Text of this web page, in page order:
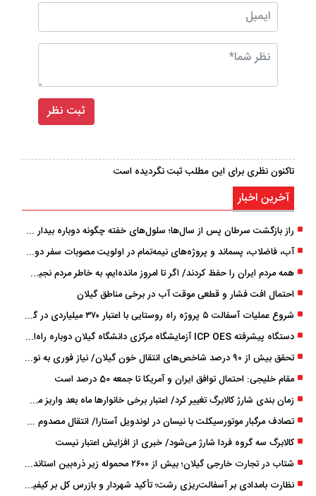
تاکنون نظری برای این مطلب ثبت نگردیده است
آخرین اخبار
راز بازگشت سرطان پس از سال‌ها؛ سلول‌های خفته چگونه دوباره بیدار می‌شوند؟
آب، فاضلاب، پسماند و پروژه‌های نیمه‌تمام در اولویت مصوبات سفر دولت
همه مردم ایران را حفظ کردند/ اگر تا امروز مانده‌ایم، به ‌خاطر مردم نجیب ایران بوده است
احتمال افت فشار و قطعی موقت آب در برخی مناطق گیلان
شروع عملیات آسفالت ۵ پروژه راه ‌روستایی با اعتبار ۳۷۰ میلیاردی در گیلان
دستگاه پیشرفته ICP OES آزمایشگاه مرکزی دانشگاه گیلان دوباره راه‌اندازی شد
تحقق بیش از ۹۰ درصد شاخص‌های انتقال خون گیلان/ نیاز فوری به نوسازی تجهیزات آزمایشگاهی
مقام خلیجی: احتمال توافق ایران و آمریکا تا جمعه 50 درصد است
زمان ‌بندی شارژ کالابرگ تغییر کرد/ اعتبار برخی خانوارها ماه بعد واریز می‌شود
تصادف مرگبار موتورسیکلت با نیسان در لوندویل آستارا/ انتقال مصدوم با اورژانس هوایی به رشت
کالابرگ سه گروه فردا شارژ می‌شود/ خبری از افزایش اعتبار نیست
شتاب در تجارت خارجی گیلان؛ بیش از ۲۶۰۰ محموله زیر ذره‌بین استاندارد
نظارت بامدادی بر آسفالت‌ریزی رشت؛ تأکید شهردار و بازرس کل بر کیفیت اجرای پروژه‌ها